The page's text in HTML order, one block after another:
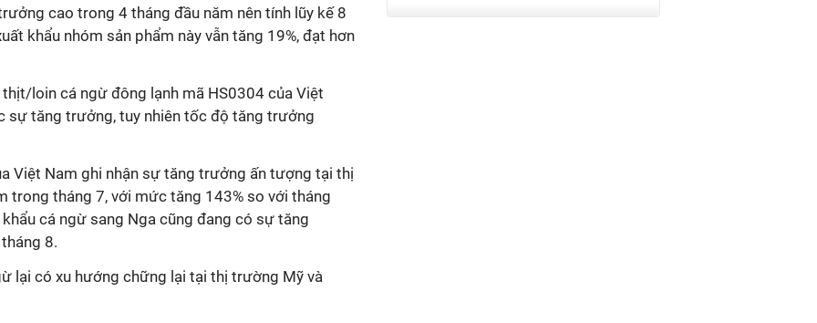
cao trong 4 tháng đầu năm nên tính lũy kế 8
khẩu nhóm sản phẩm này vẫn tăng 19%, đạt hơn
loin cá ngừ đông lạnh mã HS0304 của Việt
sự tăng trưởng, tuy nhiên tốc độ tăng trưởng
Việt Nam ghi nhận sự tăng trưởng ấn tượng tại thị
trong tháng 7, với mức tăng 143% so với tháng
cá ngừ sang Nga cũng đang có sự tăng
8.
lại có xu hướng chững lại tại thị trường Mỹ và